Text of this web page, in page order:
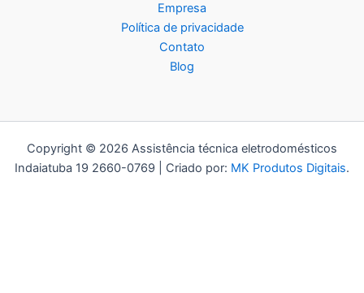
Empresa
Política de privacidade
Contato
Blog
Copyright © 2026 Assistência técnica eletrodomésticos
Indaiatuba 19 2660-0769 | Criado por: MK Produtos Digitais.